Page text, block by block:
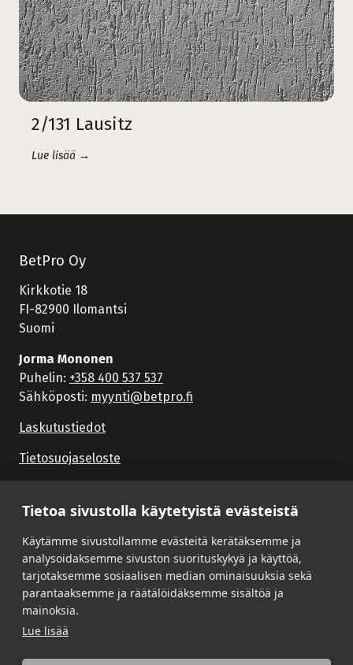
Tietoa sivustolla käytetyistä evästeistä
Käytämme sivustollamme evästeitä kerätäksemme ja
analysoidaksemme sivuston suorituskykyä ja käyttöä,
tarjotaksemme sosiaalisen median ominaisuuksia sekä
parantaaksemme ja räätälöidäksemme sisältöä ja
mainoksia.
Lue lisää
2/131 Lausitz
Lue lisää →
BetPro Oy
Kirkkotie 18
FI-82900 Ilomantsi
Suomi
Jorma Mononen
Puhelin: +358 400 537 537
Sähköposti: myynti@betpro.fi
Laskutustiedot
Tietosuojaseloste